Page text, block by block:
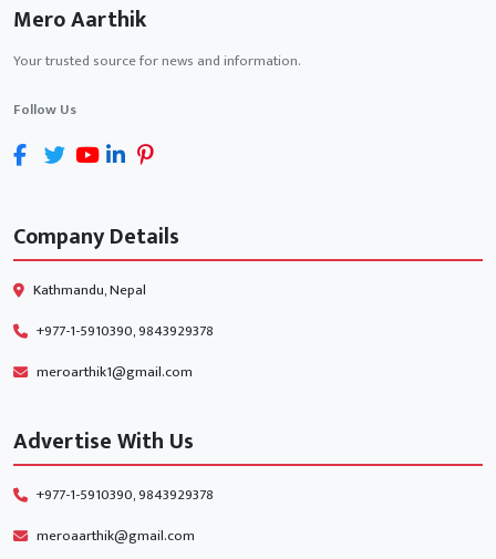
Mero Aarthik
Your trusted source for news and information.
Follow Us
Company Details
Kathmandu, Nepal
+977-1-5910390, 9843929378
meroarthik1@gmail.com
Advertise With Us
+977-1-5910390, 9843929378
meroaarthik@gmail.com